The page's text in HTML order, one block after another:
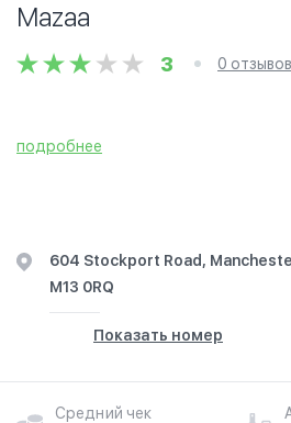
Mazaa
3 0 отзывов
подробнее
604 Stockport Road,
M13 0RQ
Показать номер
Средний чек